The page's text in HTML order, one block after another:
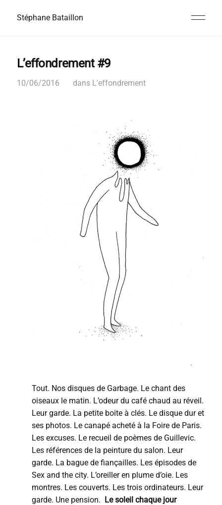
Stéphane Bataillon
L’effondrement #9
10/06/2016 dans L'effondrement
Tout. Nosdisques de Garbage. Le chant des
oiseaux le matin. L’odeur du café chaud au réveil.
Leur garde. La petite boite à clés. Le disque dur et
ses photos. Le canapé acheté à la Foire de Paris.
Les excuses. Le recueil de poèmes de Guillevic.
Les références de la peinture du salon. Leur
garde. La bague de fiançailles. Les épisodes de
Sex and the city. L’oreiller en plume d’oie. Les
montres. Les couverts. Les trois ordinateurs. Leur
garde. Une pension. Le soleil chaque jour